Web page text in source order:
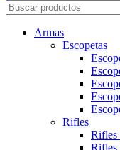
Armas
Escopetas
Rifles
Rifles
Rifles